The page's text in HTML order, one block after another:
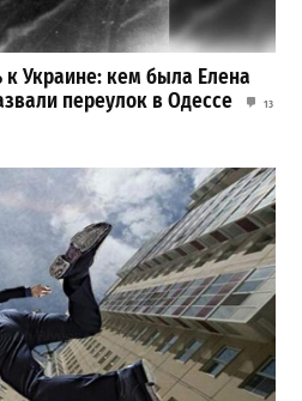
к Украине: кем была Елена
переулок в Одессе
13